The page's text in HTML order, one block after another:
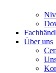
Über uns